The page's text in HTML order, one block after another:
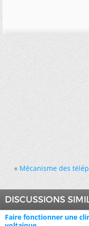
« Mécanisme des
DISCUSSIONS
Faire fonctionner une